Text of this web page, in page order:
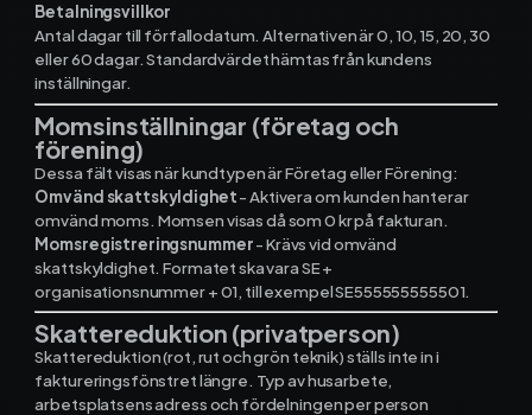
Betalningsvillkor
Antal dagar till förfallodatum. Alternativen är 0, 10, 15, 20, 30
eller 60 dagar. Standardvärdet hämtas från kundens
inställningar.
Momsinställningar (företag och
förening)
Dessa fält visas när kundtypen är Företag eller Förening:
Omvänd skattskyldighet- Aktivera om kunden hanterar
omvänd moms. Momsen visas då som 0 kr på fakturan.
Momsregistreringsnummer- Krävs vid omvänd
skattskyldighet. Formatet ska vara SE +
organisationsnummer + 01, till exempel SE555555555501.
Skattereduktion (privatperson)
Skattereduktion (rot, rut och grön teknik) ställs inte in i
faktureringsfönstret längre. Typ av husarbete,
arbetsplatsens adress och fördelningen per person